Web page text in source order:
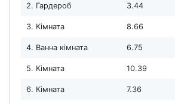
2. Гардероб 3.44
3. Кімната 8.66
4. Ванна кімната 6.75
5. Кімната 10.39
6. Кімната 7.36